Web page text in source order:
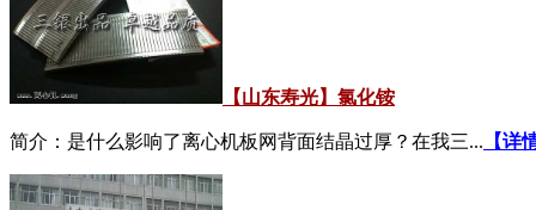
【山东寿光】氯化铵
简介：是什么影响了离心机板网背面结晶过厚？在我三... 【详